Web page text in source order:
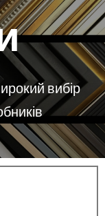
вибір